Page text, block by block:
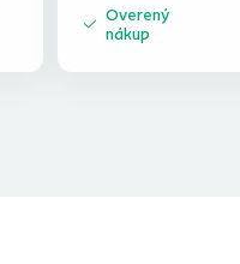
Overený
nákup